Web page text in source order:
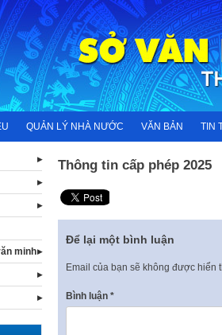
QUẢN LÝ NHÀ NƯỚC VĂN BẢN TIN
Thông tin cấp phép 2025
Để lại một bình luận
Email của bạn sẽ không được hiển
Bình luận *
minh